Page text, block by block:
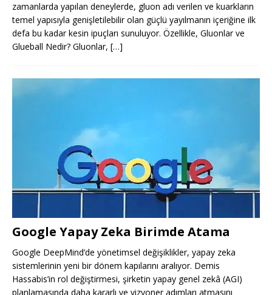
zamanlarda yapılan deneylerde, gluon adı verilen ve kuarkların
temel yapısıyla genişletilebilir olan güçlü yayılmanın içeriğine ilk
defa bu kadar kesin ipuçları sunuluyor. Özellikle, Gluonlar ve
Glueball Nedir? Gluonlar, […]
Google Yapay Zeka Birimde Atama
Google DeepMind’de yönetimsel değişiklikler, yapay zeka
sistemlerinin yeni bir dönem kapılarını aralıyor. Demis
Hassabis’in rol değiştirmesi, şirketin yapay genel zekâ (AGI)
planlamasında daha kararlı ve vizyoner adımları atmasını